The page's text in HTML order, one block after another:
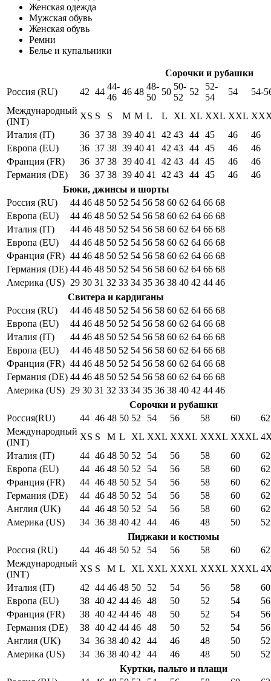
Женская одежда
Мужская обувь
Женская обувь
Ремни
Белье и купальники
Сорочки и рубашки
Россия (RU)
42 44
44-
46
46 48
48-
50
50
50-
52
52
52-
54
54
54-
Международный
(INT)
XS S S M M L L XL XL XXL XXL
Италия (IT)
36 37 38 39 40 41 42 43 44 45 46
46
Европа (EU)
36 37 38 39 40 41 42 43 44 45 46
46
Франция (FR)
36 37 38 39 40 41 42 43 44 45 46
46
Германия (DE)
36 37 38 39 40 41 42 43 44 45 46
46
Бюки, джинсы и шорты
Россия (RU)
44 46 48 50 52 54 56 58 60 62 64 66 68
Европа (EU)
44 46 48 50 52 54 56 58 60 62 64 66 68
Италия (IT)
44 46 48 50 52 54 56 58 60 62 64 66 68
Европа (EU)
44 46 48 50 52 54 56 58 60 62 64 66 68
Франция (FR) 44 46 48 50 52 54 56 58 60 62 64 66 68
Германия (DE) 44 46 48 50 52 54 56 58 60 62 64 66 68
Америка (US) 29 30 31 32 33 34 35 36 38 40 42 44 46
Свитера и кардиганы
Россия (RU)
44 46 48 50 52 54 56 58 60 62 64 66 68
Европа (EU)
44 46 48 50 52 54 56 58 60 62 64 66 68
Италия (IT)
44 46 48 50 52 54 56 58 60 62 64 66 68
Европа (EU)
44 46 48 50 52 54 56 58 60 62 64 66 68
Франция (FR) 44 46 48 50 52 54 56 58 60 62 64 66 68
Германия (DE) 44 46 48 50 52 54 56 58 60 62 64 66 68
Америка (US) 29 30 31 32 33 34 35 36 38 40 42 44 46
Сорочки и рубашки
Россия(RU)
44 46 48 50 52 54 56 58 60
62
Международный
(INT)
XS S M L XL XXL XXXL XXXL XXXL
Италия (IT)
44 46 48 50 52 54 56 58 60
62
Европа (EU)
44 46 48 50 52 54 56 58 60
62
Франция (FR)
44 46 48 50 52 54 56 58 60
62
Германия (DE)
44 46 48 50 52 54 56 58 60
62
Англия (UK)
44 46 48 50 52 54 56 58 60
62
Америка (US)
34 36 38 40 42 44 46 48 50
52
Пиджаки и костюмы
Россия (RU)
44 46 48 50 52 54 56 58 60
62
Международный
(INT)
XS S M L XL XXL XXXL XXXL XXXL
Италия (IT)
42 44 46 48 50 52 54 56 58
60
Европа (EU)
38 40 42 44 46 48 50 52 54
56
Франция (FR)
38 40 42 44 46 48 50 52 54
56
Германия (DE)
38 40 42 44 46 48 50 52 54
56
Англия (UK)
34 36 38 40 42 44 46 48 50
52
Америка (US)
34 36 38 40 42 44 46 48 50
52
Куртки, пальто и плащи